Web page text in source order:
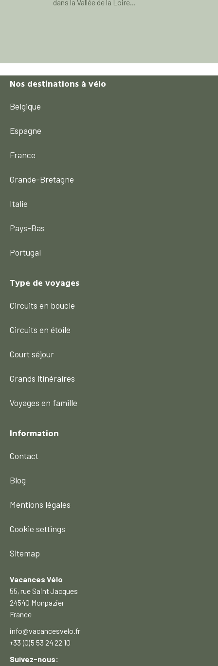
dans la Vallée de la Loire...
Nos destinations à vélo
Belgique
Espagne
France
Grande-Bretagne
Italie
Pays-Bas
Portugal
Type de voyages
Circuits en boucle
Circuits en étoile
Court séjour
Grands itinéraires
Voyages en famille
Information
Contact
Blog
Mentions légales
Cookie settings
Sitemap
Vacances Vélo
55, rue Saint Jacques
24540 Monpazier
France
info@vacancesvelo.fr
+33 (0)5 53 24 22 10
Suivez-nous: